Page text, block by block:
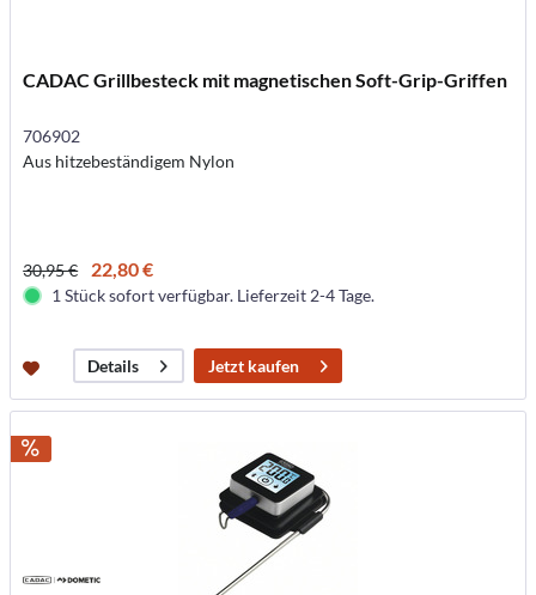
CADAC Grillbesteck mit magnetischen Soft-Grip-Griffen
706902
Aus hitzebeständigem Nylon
30,95 € 22,80 €
1 Stück sofort verfügbar. Lieferzeit 2-4 Tage.
Details Jetzt kaufen